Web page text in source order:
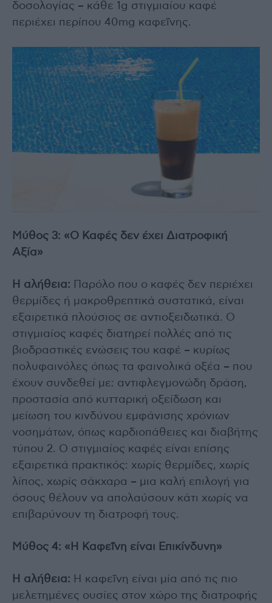
δοσολογίας – κάθε 1g στιγμιαίου καφέ
περιέχει περίπου 40mg καφεΐνης.
Μύθος 3: «Ο Καφές δεν έχει Διατροφική
Αξία»
Η αλήθεια: Παρόλο που ο καφές δεν περιέχει
θερμίδες ή μακροθρεπτικά συστατικά, είναι
εξαιρετικά πλούσιος σε αντιοξειδωτικά. Ο
στιγμιαίος καφές διατηρεί πολλές από τις
βιοδραστικές ενώσεις του καφέ – κυρίως
πολυφαινόλες όπως τα φαινολικά οξέα – που
έχουν συνδεθεί με: αντιφλεγμονώδη δράση,
προστασία από κυτταρική οξείδωση και
μείωση του κινδύνου εμφάνισης χρόνιων
νοσημάτων, όπως καρδιοπάθειες και διαβήτης
τύπου 2. Ο στιγμιαίος καφές είναι επίσης
εξαιρετικά πρακτικός: χωρίς θερμίδες, χωρίς
λίπος, χωρίς σάκχαρα – μια καλή επιλογή για
όσους θέλουν να απολαύσουν κάτι χωρίς να
επιβαρύνουν τη διατροφή τους.
Μύθος 4: «Η Καφεΐνη είναι Επικίνδυνη»
Η αλήθεια: Η καφεΐνη είναι μία από τις πιο
μελετημένες ουσίες στον χώρο της διατροφής